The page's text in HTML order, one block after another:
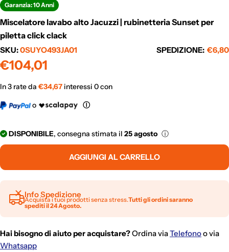
Garanzia: 10 Anni
Miscelatore lavabo alto Jacuzzi | rubinetteria Sunset per
piletta click clack
SKU:0SUYO493JA01 SPEDIZIONE: €6,80
Prezzo
€104,01
In 3 rate da €34,67 interessi 0 con
o
Ⓘ
DISPONIBILE, consegna stimata il 25 agosto ⓘ
AGGIUNGI AL CARRELLO
Info Spedizione
Acquista i tuoi prodotti senza stress.Tutti gli ordini saranno
spediti il 24 Agosto.
Hai bisogno di aiuto per acquistare?Ordina viaTelefonoo via
Whatsapp